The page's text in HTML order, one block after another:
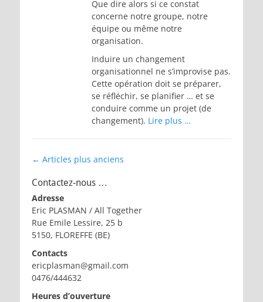
Que dire alors si ce constat
concerne notre groupe, notre
équipe ou même notre
organisation.
Induire un changement
organisationnel ne s’improvise pas.
Cette opération doit se préparer,
se réfléchir, se planifier … et se
conduire comme un projet (de
changement). Lire plus …
Navigation
articles
← Articles plus anciens
Contactez-nous …
Adresse
Eric PLASMAN / All Together
Rue Emile Lessire, 25 b
5150, FLOREFFE (BE)
Contacts
ericplasman@gmail.com
0476/444632
Heures d’ouverture